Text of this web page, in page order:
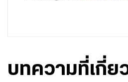
บทความที่เกี่ย